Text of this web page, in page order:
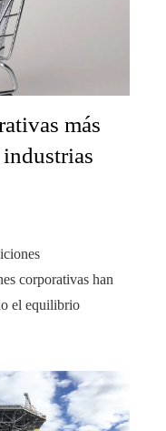
más
corporativas han
el equilibrio